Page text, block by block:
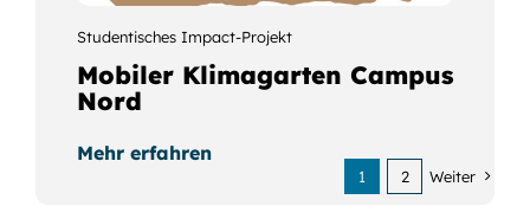
Studentisches Impact-Projekt
Mobiler Klimagarten Campus
Nord
Mehr erfahren
1 2 Weiter